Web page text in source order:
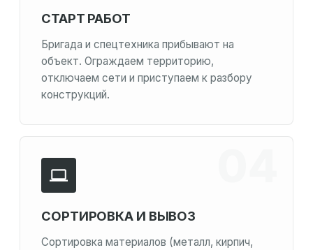
СТАРТ РАБОТ
Бригада и спецтехника прибывают на
объект. Ограждаем территорию,
отключаем сети и приступаем к разбору
конструкций.
СОРТИРОВКА И ВЫВОЗ
Сортировка материалов (металл, кирпич,